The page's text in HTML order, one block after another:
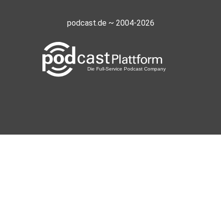
Pianotuerm
pedrof1
Schmidmühlen
podcast.de ~ 2004-2026